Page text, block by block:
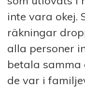
inte vara okej.
räkningar
alla personer
betala samma
de var i